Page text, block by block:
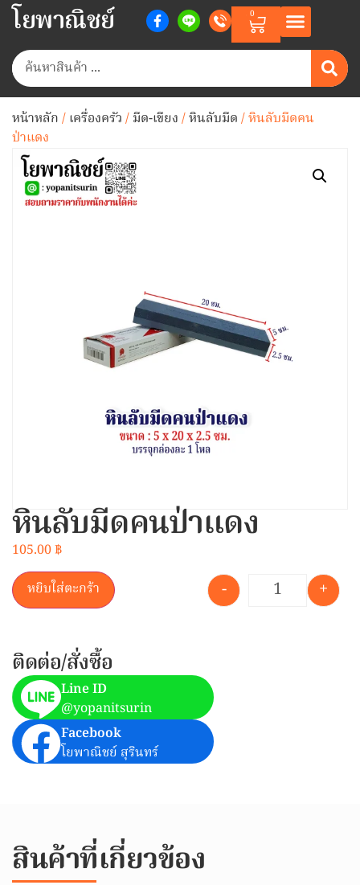
โยพาณิชย์ 0
หน้าหลัก/เครื่องครัว/มีด-เขียง/หินลับมีด/ หินลับมีดคน
ป่าแดง
หินลับมีดคนป่าแดง
105.00฿
- +
หยิบใส่ตะกร้า
ติดต่อ/สั่งซื้อ
Line ID
@yopanitsurin
Facebook
โยพาณิชย์ สุรินทร์
สินค้าที่เกี่ยวข้อง